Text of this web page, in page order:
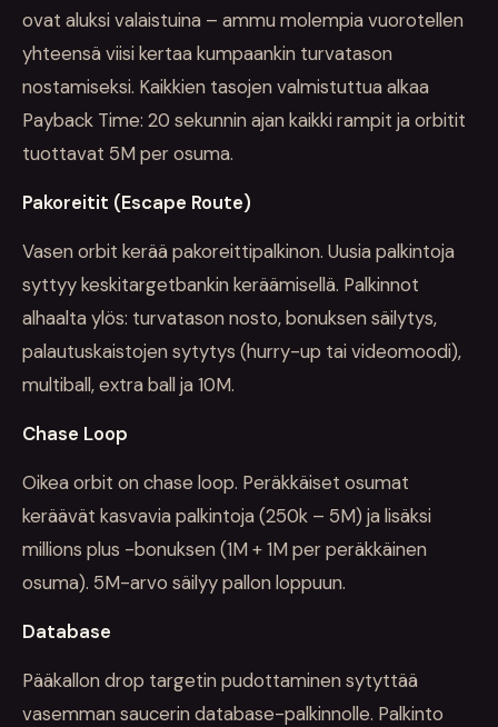
ovat aluksi valaistuina – ammu molempia vuorotellen
yhteensä viisi kertaa kumpaankin turvatason
nostamiseksi. Kaikkien tasojen valmistuttua alkaa
Payback Time: 20 sekunnin ajan kaikki rampit ja orbitit
tuottavat 5M per osuma.
Pakoreitit (Escape Route)
Vasen orbit kerää pakoreittipalkinon. Uusia palkintoja
syttyy keskitargetbankin keräämisellä. Palkinnot
alhaalta ylös: turvatason nosto, bonuksen säilytys,
palautuskaistojen sytytys (hurry-up tai videomoodi),
multiball, extra ball ja 10M.
Chase Loop
Oikea orbit on chase loop. Peräkkäiset osumat
keräävät kasvavia palkintoja (250k – 5M) ja lisäksi
millions plus -bonuksen (1M + 1M per peräkkäinen
osuma). 5M-arvo säilyy pallon loppuun.
Database
Pääkallon drop targetin pudottaminen sytyttää
vasemman saucerin database-palkinnolle. Palkinto